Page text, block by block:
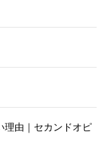
理由｜セカンドオピ